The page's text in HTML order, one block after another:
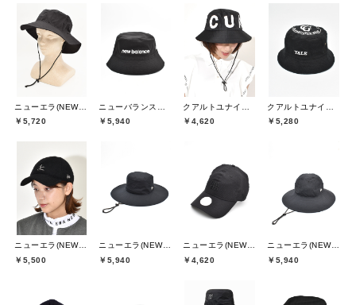
ニューエラ(NEW ERA)
￥5,720
￥5,940
￥4,620
￥5,280
ニューエラ(NEW ERA)
￥5,500
ニューエラ(NEW ERA)
￥5,940
ニューエラ(NEW ERA)
￥4,620
ニューエラ(NEW ERA)
￥5,940